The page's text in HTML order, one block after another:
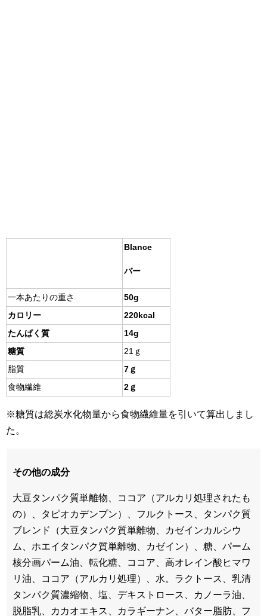
Blance
バー
一本あたりの重さ
50g
カロリー
220kcal
たんぱく質
14g
糖質
21ｇ
脂質
7ｇ
食物繊維
2ｇ
※糖質は総炭水化物量から食物繊維量を引いて算出しまし
た。
その他の成分
大豆タンパク質単離物、ココア（アルカリ処理されたも
の）、タピオカデンプン）、フルクトース、タンパク質
ブレンド（大豆タンパク質単離物、カゼインカルシウ
ム、ホエイタンパク質単離物、カゼイン）、糖、パーム
核分画パーム油、転化糖、ココア、高オレイン酸ヒマワ
リ油、ココア（アルカリ処理）、水。ラクトース、乳清
タンパク質濃縮物、塩、デキストロース、カノーラ油、
脱脂乳、カカオエキス、カラギーナン、バター脂肪、フ